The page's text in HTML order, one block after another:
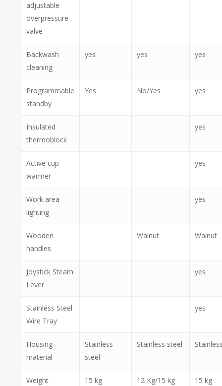
adjustable
overpressure
valve
Backwash
cleaning
yes yes yes
Programmable
standby
Yes No/Yes yes
Insulated
thermoblock
yes
Active cup
warmer
yes
Work area
lighting
yes
Wooden
handles
Walnut Walnut
Joystick Steam
Lever
yes
Stainless Steel
Wire Tray
yes
Housing
material
Stainless
steel
Stainless steel
Weight 15 kg 12 Kg/15 kg 15 kg